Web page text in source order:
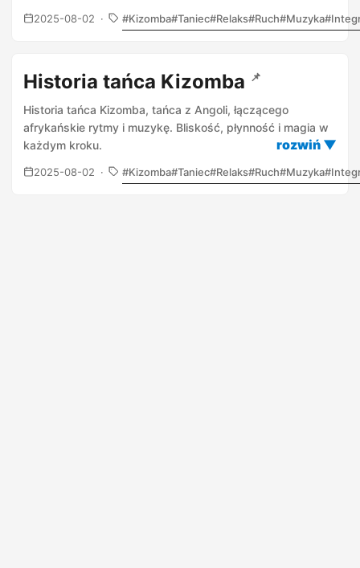
2025-08-02 Kizomba Taniec Relaks Ruch Muzyka
Historia tańca Kizomba 📌
Historia tańca Kizomba, tańca z Angoli, łączącego
afrykańskie rytmy i muzykę. Bliskość, płynność i magia w
każdym kroku.
2025-08-02 Kizomba Taniec Relaks Ruch Muzyka